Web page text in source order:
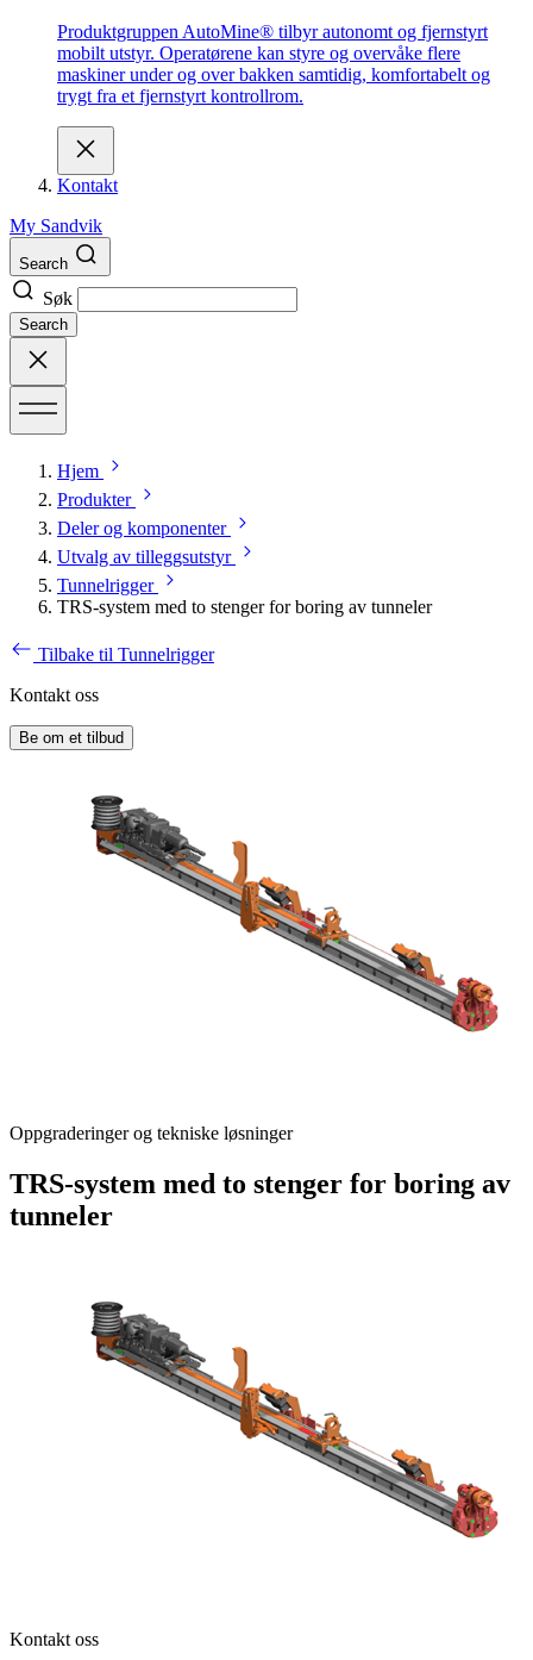
Produktgruppen AutoMine® tilbyr autonomt og fjernstyrt
mobilt utstyr. Operatørene kan styre og overvåke flere
maskiner under og over bakken samtidig, komfortabelt og
trygt fra et fjernstyrt kontrollrom.
Kontakt
My Sandvik
Search
Søk
Search
Hjem
Produkter
Deler og komponenter
Utvalg av tilleggsutstyr
Tunnelrigger
TRS-system med to stenger for boring av tunneler
Tilbake til Tunnelrigger
Kontakt oss
Be om et tilbud
Oppgraderinger og tekniske løsninger
TRS-system med to stenger for boring av
tunneler
Kontakt oss